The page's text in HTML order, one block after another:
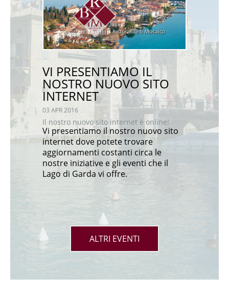
VI PRESENTIAMO IL
NOSTRO NUOVO SITO
INTERNET
03 APR 2016
Il nostro nuovo sito internet è online!
Vi presentiamo il nostro nuovo sito
internet dove potete trovare
aggiornamenti costanti circa le
nostre iniziative e gli eventi che il
Lago di Garda vi offre.
ALTRI EVENTI